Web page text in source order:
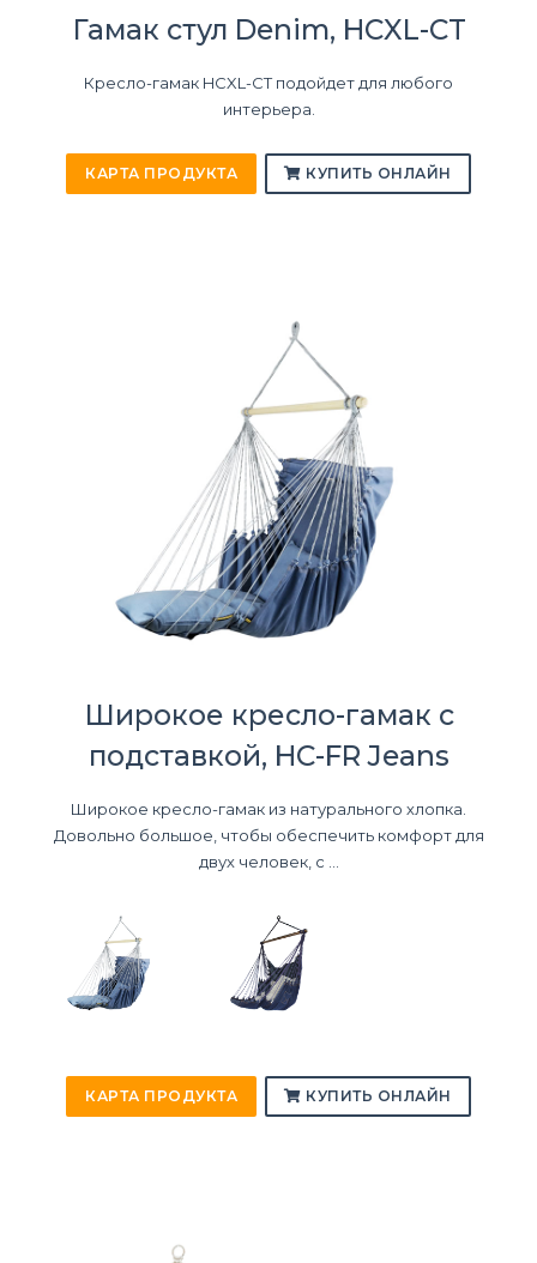
Гамак стул Denim, HCXL-CT
Кресло-гамак HCXL-CT подойдет для любого
интерьера.
КАРТА ПРОДУКТА КУПИТЬ ОНЛАЙН
Широкое кресло-гамак с
подставкой, HC-FR Jeans
Широкое кресло-гамак из натурального хлопка.
Довольно большое, чтобы обеспечить комфорт для
двух человек, с ...
КАРТА ПРОДУКТА КУПИТЬ ОНЛАЙН